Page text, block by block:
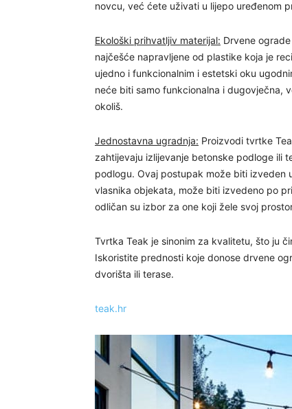
novcu, već ćete uživati u lijepo uređenom
Ekološki prihvatljiv materijal: Drvene
najčešće napravljene od plastike koja je
ujedno i funkcionalnim i estetski oku
neće biti samo funkcionalna i dugovječna,
okoliš.
Jednostavna ugradnja: Proizvodi tvrtke
zahtijevaju izlijevanje betonske podloge ili
podlogu. Ovaj postupak može biti izveden
vlasnika objekata, može biti izvedeno po
odličan su izbor za one koji žele svoj
Tvrtka Teak je sinonim za kvalitetu, što ju
Iskoristite prednosti koje donose drvene
dvorišta ili terase.
teak.hr